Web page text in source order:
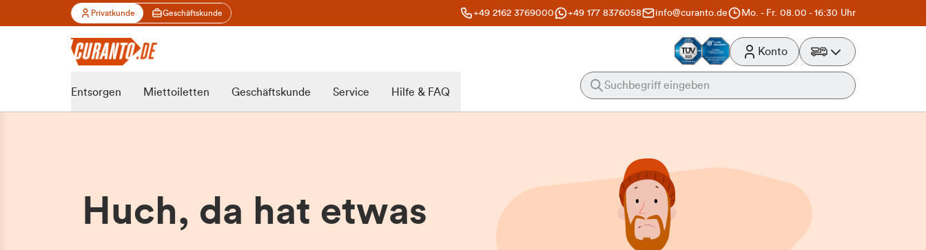
Privatkunde Geschäftskunde +49 2162 3769000 +49 177 8376058 info@curanto.de Mo. - Fr. 08.00 - 16:30 Uhr
Konto
Entsorgen Miettoiletten Geschäftskunde Service Hilfe & FAQ
Huch, da hat etwas